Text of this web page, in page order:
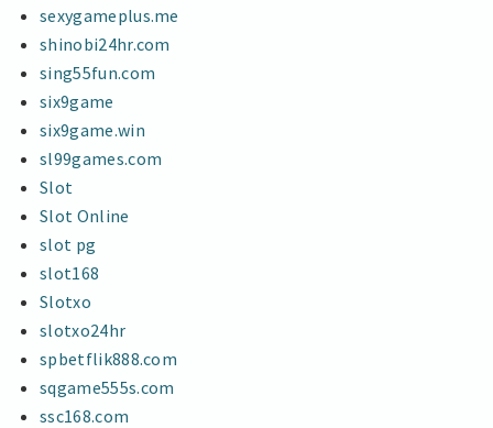
sexygameplus.me
shinobi24hr.com
sing55fun.com
six9game
six9game.win
sl99games.com
Slot
Slot Online
slot pg
slot168
Slotxo
slotxo24hr
spbetflik888.com
sqgame555s.com
ssc168.com